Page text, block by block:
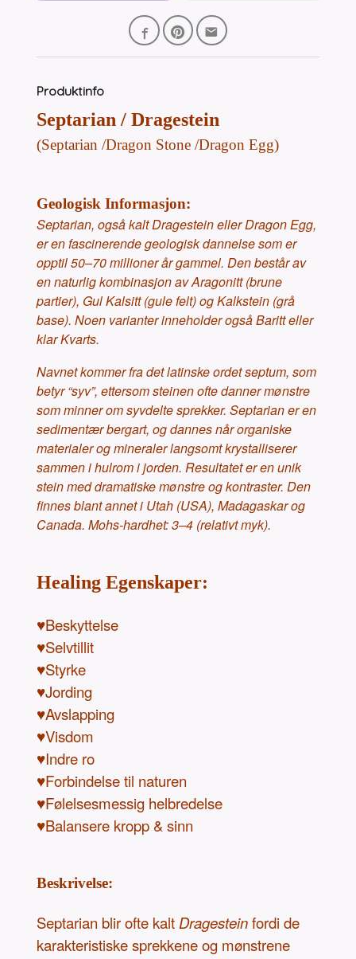
Produktinfo
Septarian / Dragestein
(Septarian /Dragon Stone /Dragon Egg)
Geologisk Informasjon:
Septarian, også kalt Dragestein eller Dragon Egg,
er en fascinerende geologisk dannelse som er
opptil 50–70 millioner år gammel. Den består av
en naturlig kombinasjon av Aragonitt (brune
partier), Gul Kalsitt (gule felt) og Kalkstein (grå
base). Noen varianter inneholder også Baritt eller
klar Kvarts.
Navnet kommer fra det latinske ordet septum, som
betyr “syv”, ettersom steinen ofte danner mønstre
som minner om syvdelte sprekker. Septarian er en
sedimentær bergart, og dannes når organiske
materialer og mineraler langsomt krystalliserer
sammen i hulrom i jorden. Resultatet er en unik
stein med dramatiske mønstre og kontraster. Den
finnes blant annet i Utah (USA), Madagaskar og
Canada. Mohs-hardhet: 3–4 (relativt myk).
Healing Egenskaper:
♥Beskyttelse
♥Selvtillit
♥Styrke
♥Jording
♥Avslapping
♥Visdom
♥Indre ro
♥Forbindelse til naturen
♥Følelsesmessig helbredelse
♥Balansere kropp & sinn
Beskrivelse:
Septarian blir ofte kalt Dragesteinfordi de
karakteristiske sprekkene og mønstrene